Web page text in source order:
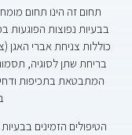
תחום זה הינו תחום
בבעיות נפוצות הפוגעות
כוללות צניחת אברי
בריחת שתן לסוגיה,
המתבטאת בתכיפות
הטיפולים הזמינים